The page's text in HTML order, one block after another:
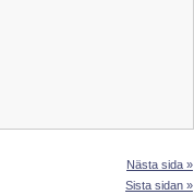
Nästa sida »
Sista sidan »